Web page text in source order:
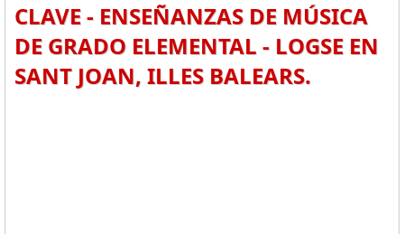
CLAVE - ENSEÑANZAS DE MÚSICA
DE GRADO ELEMENTAL - LOGSE EN
SANT JOAN, ILLES BALEARS.